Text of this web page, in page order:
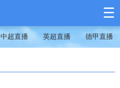
☰
中超直播 英超直播 德甲直播